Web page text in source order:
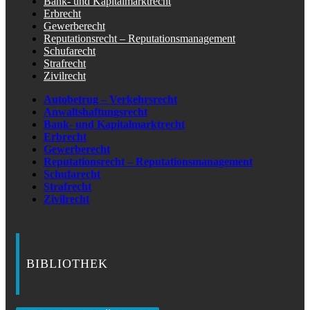
Erbrecht
Gewerberecht
Reputationsrecht – Reputationsmanagement
Schufarecht
Strafrecht
Zivilrecht
Autobetrug – Verkehrsrecht
Anwaltshaftungsrecht
Bank- und Kapitalmarktrecht
Erbrecht
Gewerberecht
Reputationsrecht – Reputationsmanagement
Schufarecht
Strafrecht
Zivilrecht
BIBLIOTHEK